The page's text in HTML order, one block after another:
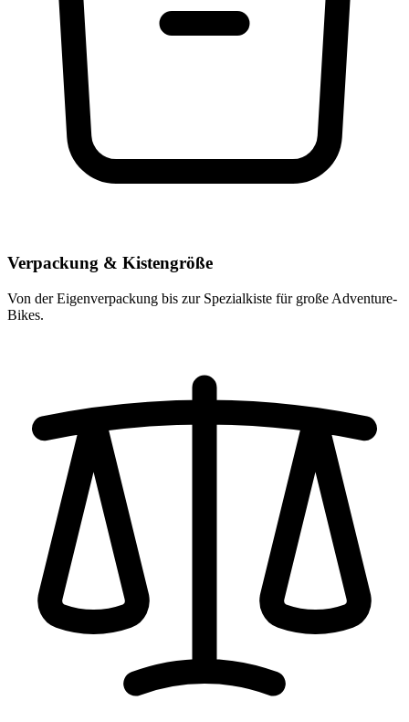
Verpackung & Kistengröße
Von der Eigenverpackung bis zur Spezialkiste für große Adventure-
Bikes.